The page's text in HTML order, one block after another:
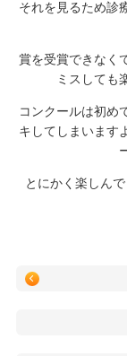
それを見るため診
賞を受賞できなく
ミスしても
コンクールは初め
キしてしまいます
とにかく楽しん